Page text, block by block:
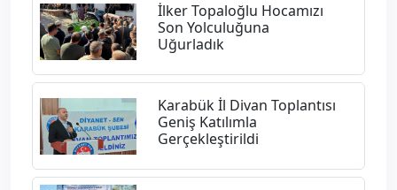
İlker Topaloğlu Hocamızı
Son Yolculuğuna
Uğurladık
Karabük İl Divan Toplantısı
Geniş Katılımla
Gerçekleştirildi